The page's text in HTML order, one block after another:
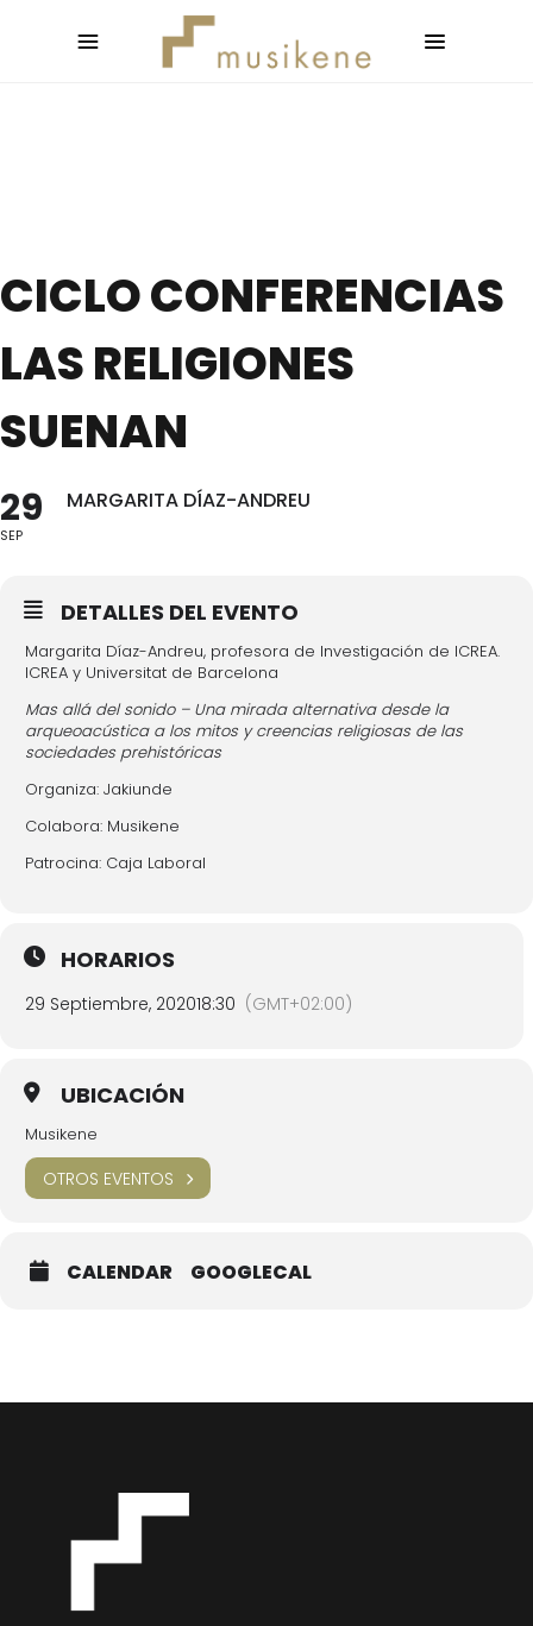
CICLO CONFERENCIAS
LAS RELIGIONES
SUENAN
29
SEP
MARGARITA DÍAZ-ANDREU
DETALLES DEL EVENTO
Margarita Díaz-Andreu, profesora de Investigación de ICREA.
ICREA y Universitat de Barcelona
Mas allá del sonido – Una mirada alternativa desde la
arqueoacústica a los mitos y creencias religiosas de las
sociedades prehistóricas
Organiza: Jakiunde
Colabora: Musikene
Patrocina: Caja Laboral
HORARIOS
29 Septiembre, 202018:30 (GMT+02:00)
UBICACIÓN
Musikene
OTROS EVENTOS
CALENDAR GOOGLECAL